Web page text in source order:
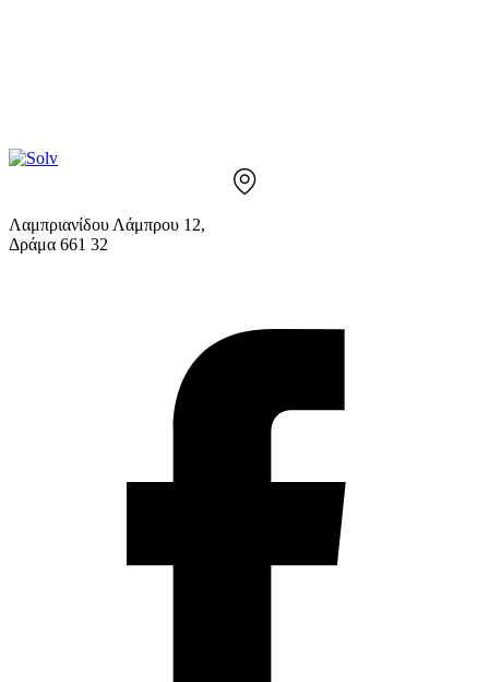
Λαμπριανίδου Λάμπρου 12,
Δράμα 661 32